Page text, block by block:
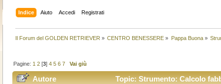
Indice Aiuto Accedi Registrati
Il Forum del GOLDEN RETRIEVER » CENTRO BENESSERE » Pappa Buona»
Pagine: 1 2 [3]4 5 6 7 Vai giù
Autore Topic: Strumento: Calcolo